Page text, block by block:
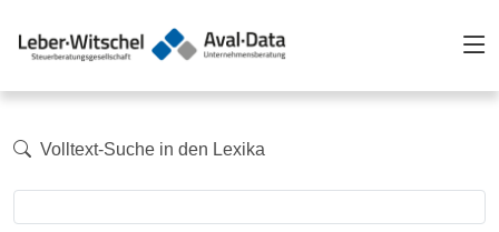
Volltext-Suche in den Lexika